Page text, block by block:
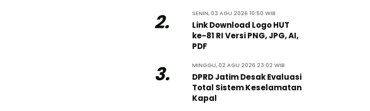
2. SENIN, 03 AGU 2026 10:50 WIB
Link Download Logo HUT
ke-81 RI Versi PNG, JPG, AI,
PDF
3. MINGGU, 02 AGU 2026 23:02 WIB
DPRD Jatim Desak Evaluasi
Total Sistem Keselamatan
Kapal